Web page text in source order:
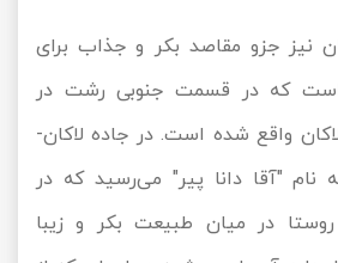
نیز جزو مقاصد بکر و جذاب برای
که در قسمت جنوبی رشت در
واقع شده است. در جاده لاکان-
نام "آقا دانا پیر" می‌رسید که در
در میان طبیعت بکر و زیبا